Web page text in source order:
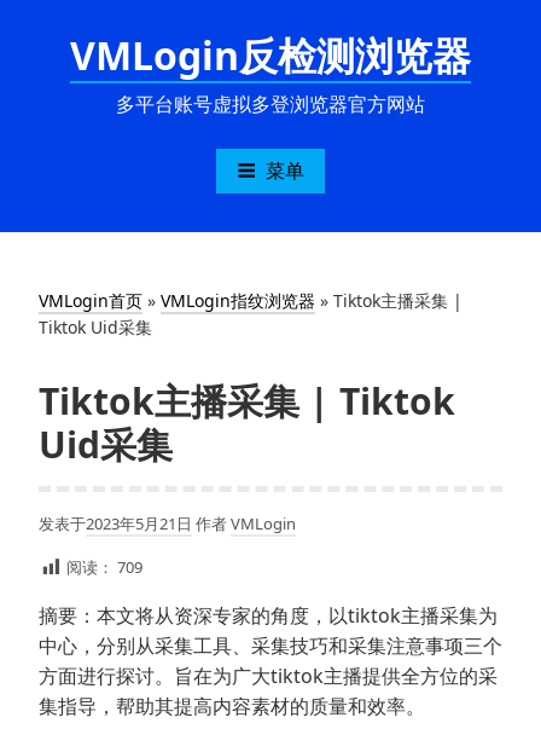
VMLogin反检测浏览器
多平台账号虚拟多登浏览器官方网站
菜单
VMLogin首页 » VMLogin指纹浏览器 » Tiktok主播采集 |
Tiktok Uid采集
Tiktok主播采集 | Tiktok
Uid采集
发表于2023年5月21日 作者VMLogin
阅读： 709
摘要：本文将从资深专家的角度，以tiktok主播采集为
中心，分别从采集工具、采集技巧和采集注意事项三个
方面进行探讨。旨在为广大tiktok主播提供全方位的采
集指导，帮助其提高内容素材的质量和效率。